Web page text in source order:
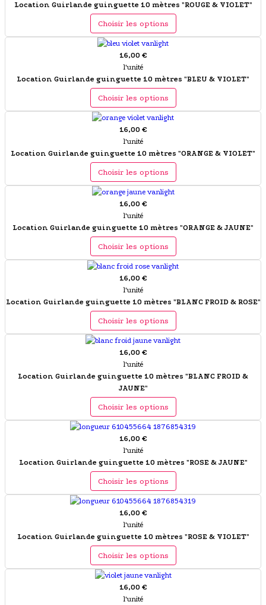
Location Guirlande guinguette 10 mètres "ROUGE & VIOLET"
Choisir les options
16,00 €
l'unité
Location Guirlande guinguette 10 mètres "BLEU & VIOLET"
Choisir les options
16,00 €
l'unité
Location Guirlande guinguette 10 mètres "ORANGE & VIOLET"
Choisir les options
16,00 €
l'unité
Location Guirlande guinguette 10 mètres "ORANGE & JAUNE"
Choisir les options
16,00 €
l'unité
Location Guirlande guinguette 10 mètres "BLANC FROID & ROSE"
Choisir les options
16,00 €
l'unité
Location Guirlande guinguette 10 mètres "BLANC FROID &
JAUNE"
Choisir les options
16,00 €
l'unité
Location Guirlande guinguette 10 mètres "ROSE & JAUNE"
Choisir les options
16,00 €
l'unité
Location Guirlande guinguette 10 mètres "ROSE & VIOLET"
Choisir les options
16,00 €
l'unité